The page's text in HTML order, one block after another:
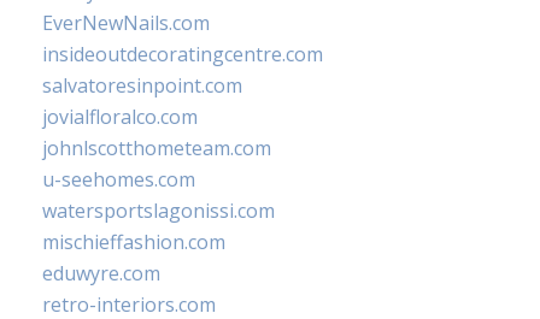
EverNewNails.com
insideoutdecoratingcentre.com
salvatoresinpoint.com
jovialfloralco.com
johnlscotthometeam.com
u-seehomes.com
watersportslagonissi.com
mischieffashion.com
eduwyre.com
retro-interiors.com